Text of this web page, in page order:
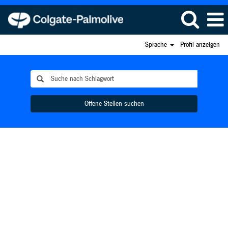
Sprache Profil anzeigen
Offene Stellen suchen